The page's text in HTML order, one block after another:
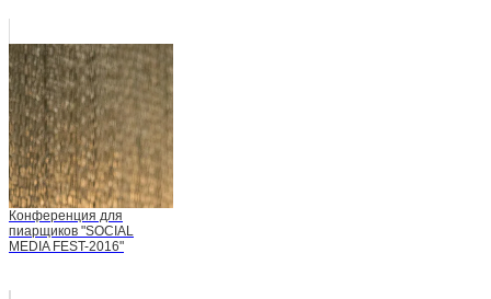
Конференция для
пиарщиков "SOCIAL
MEDIA FEST-2016"